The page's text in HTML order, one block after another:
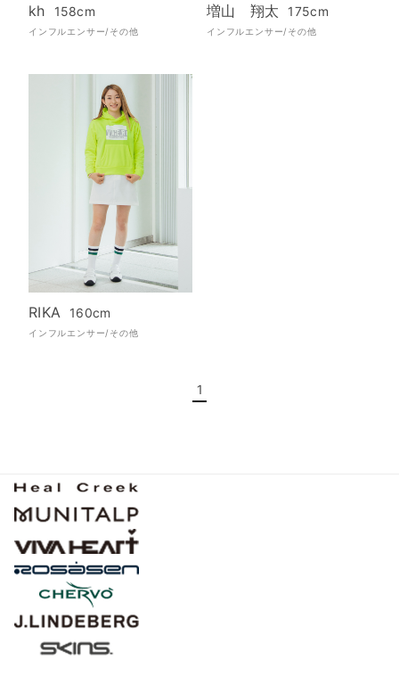
kh 158cm
インフルエンサー/その他
増山 翔太 175cm
インフルエンサー/その他
RIKA 160cm
インフルエンサー/その他
1